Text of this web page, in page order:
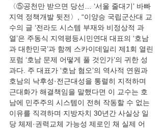
〈⑤공천만 받으면 당선… ‘서울 줄대기’ 바빠
지역 정책개발 뒷전〉, “이양승 국립군산대 교
수의 글 ‘전라도 시스템 부재와 비정상적 과
열’은 주동식 지역평등시민연대 대표의 ‘호남
과 대한민국’과 함께 스카이데일리 제1회 열린
포럼 ‘호남 문제 어떻게 풀 것인가’의 귀한 성
과다. 주 대표가 ‘호남 혐오’의 역사적 연원과
호남의 낙후성·전근대성을 통렬히 지적하며
근대화가 해결책임을 말했다면 이 교수는 호
남에 민주주의 시스템이 전혀 작동할 수 없는
이유를 직격하며 지방자치 30년간 사실상 일
당 체제·권력교체 가능성 제로인 채 실제 어